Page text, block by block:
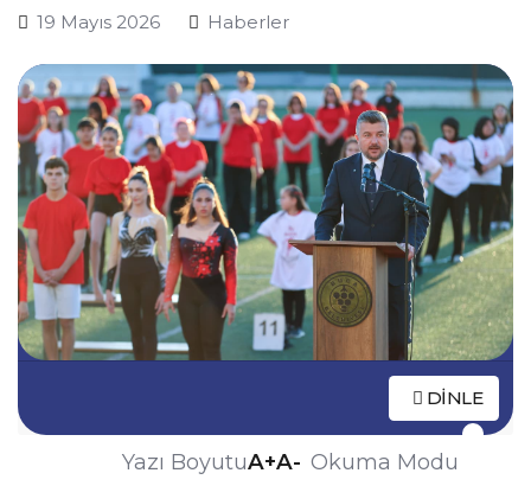
19 Mayıs 2026 Haberler
DINLE
Yazı BoyutuA+A- Okuma Modu